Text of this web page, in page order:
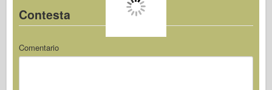
Contesta
Comentario